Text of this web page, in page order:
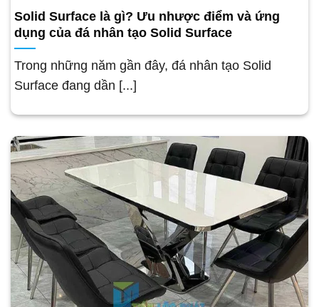
Solid Surface là gì? Ưu nhược điểm và ứng
dụng của đá nhân tạo Solid Surface
Trong những năm gần đây, đá nhân tạo Solid
Surface đang dần [...]